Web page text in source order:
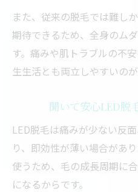
また、従来の脱毛では難し
期待できるため、全身のム
す。痛みや肌トラブルの不
生生活とも両立しやすいのが
聞いて安心LED脱
LED脱毛は痛みが少ない反
り、即効性が薄い場合があ
使うため、毛の成長周期に
になるからです。